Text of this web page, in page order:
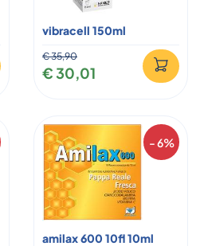
vibracell 150ml
€ 35,90
€ 30,01
- 6%
amilax 600 10fl 10ml